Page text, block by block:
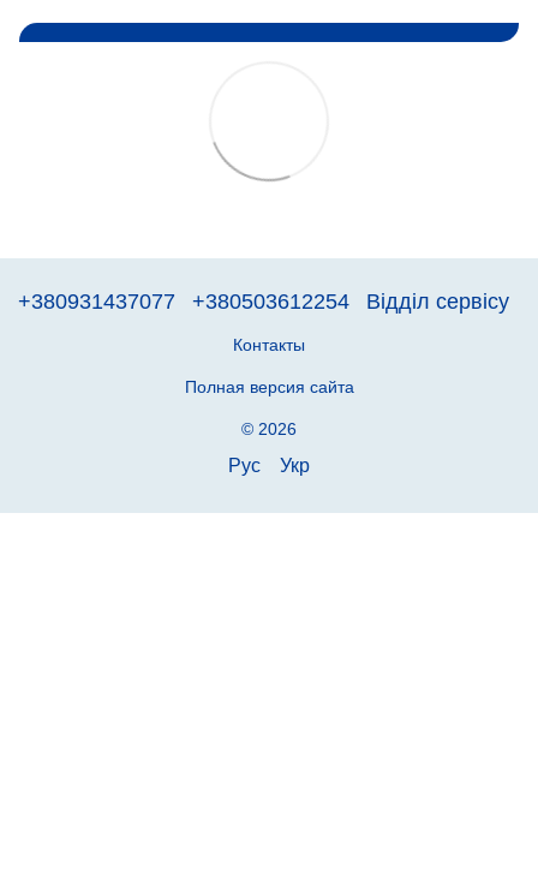
+380931437077 +380503612254 Відділ сервісу
Контакты
Полная версия сайта
© 2026
Рус Укр